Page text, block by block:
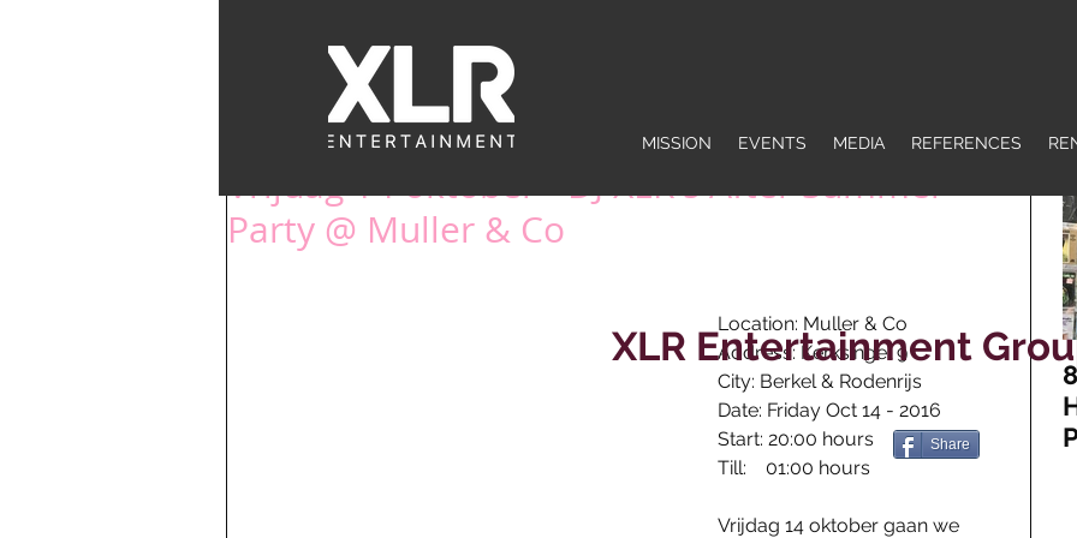
MISSION EVENTS MEDIA REFERENCES
EVENTS BACK
Vrijdag 14 oktober - DJ XLR's After Summer
Party @ Muller & Co
Location: Muller & Co
Address: Kerksingel 9
City: Berkel & Rodenrijs
Date: Friday Oct 14 - 2016
Start: 20:00 hours
Till:    01:00 hours
Vrijdag 14 oktober gaan we
Share
XLR Entertainment